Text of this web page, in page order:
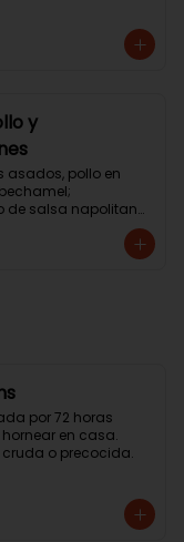
y
asados, pollo en
salsa napolitana
por 72 horas
en casa.
cruda o precocida.